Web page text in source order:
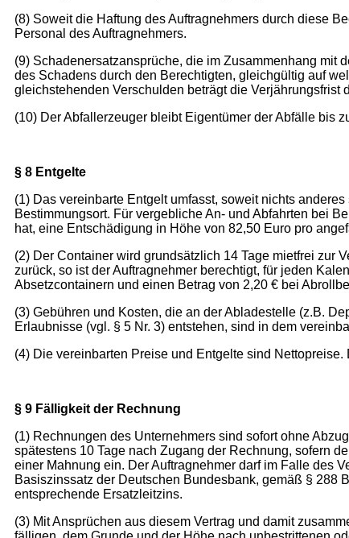
(8) Soweit die Haftung des Auftragnehmers durch diese
Personal des Auftragnehmers.
(9) Schadenersatzansprüche, die im Zusammenhang mit
des Schadens durch den Berechtigten, gleichgültig auf
gleichstehenden Verschulden beträgt die Verjährungsfrist
(10) Der Abfallerzeuger bleibt Eigentümer der Abfälle bis
§ 8 Entgelte
(1) Das vereinbarte Entgelt umfasst, soweit nichts
Bestimmungsort. Für vergebliche An- und Abfahrten bei
hat, eine Entschädigung in Höhe von 82,50 Euro pro
(2) Der Container wird grundsätzlich 14 Tage mietfrei zur
zurück, so ist der Auftragnehmer berechtigt, für jeden
Absetzcontainern und einen Betrag von 2,20 € bei
(3) Gebühren und Kosten, die an der Abladestelle (z.B.
Erlaubnisse (vgl. § 5 Nr. 3) entstehen, sind in dem
(4) Die vereinbarten Preise und Entgelte sind
§ 9 Fälligkeit der Rechnung
(1) Rechnungen des Unternehmers sind sofort ohne
spätestens 10 Tage nach Zugang der Rechnung, sofern
einer Mahnung ein. Der Auftragnehmer darf im Falle des
Basiszinssatz der Deutschen Bundesbank, gemäß § 288
entsprechende Ersatzleitzins.
(3) Mit Ansprüchen aus diesem Vertrag und damit